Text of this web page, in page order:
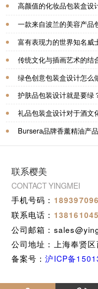
高颜值的化妆品包装盒
装
一款来自波兰的美容产品
富有表现力的世界知名威
传统文化与插画艺术的
樱美包装
绿色创意包装盒设计怎
护肤品包装设计就是要
礼品包装盒设计对于酒文
美包装
Bursera品牌香薰精油产
联系樱美
CONTACT YINGMEI
手机号码：
联系电话：
公司邮箱：
公司地址：上海奉贤
备案号：沪ICP备